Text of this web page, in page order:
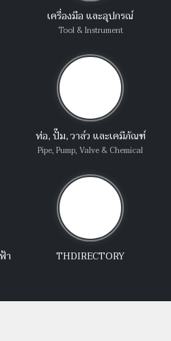
เครื่องมือ และอุปกรณ์
Tool & Instrument
ท่อ, ปั๊ม, วาล์ว และเคมีภัณฑ์
Pipe, Pump, Valve & Chemical
า THDIRECTORY